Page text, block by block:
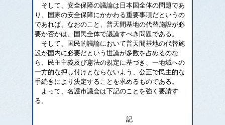
そして、安全保障の議論は日本国全体の問題であ
り、国家の安全保障にかかわる重要事項だというの
であれば、なおのこと、普天間基地の代替施設が必
要か否かは、国民全体で議論すべき問題である。
そして、国民的議論において普天間基地の代替施
設が国内に必要だという世論が多数を占めるのな
ら、民主主義及び憲法の規定に基づき、一地域への
一方的な押し付けとならないよう、公正で民主的な
手続きにより決定することを求めるものである。
よって、名護市議会は下記のことを強く要請す
る。
記